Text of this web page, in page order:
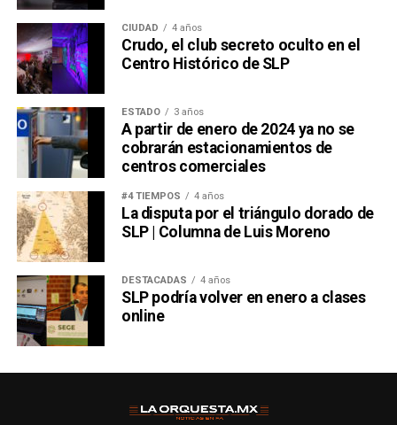
CIUDAD 4 años
Crudo, el club secreto oculto en el
Centro Histórico de SLP
ESTADO 3 años
A partir de enero de 2024 ya no se
cobrarán estacionamientos de
centros comerciales
#4 TIEMPOS 4 años
La disputa por el triángulo dorado de
SLP | Columna de Luis Moreno
DESTACADAS 4 años
SLP podría volver en enero a clases
online